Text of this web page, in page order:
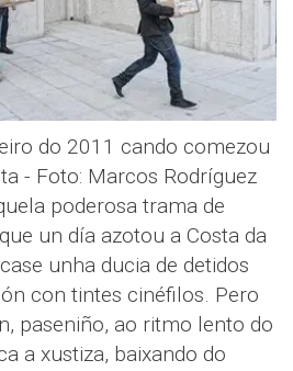
do 2011 cando comezou
- Foto: Marcos Rodríguez
poderosa trama de
un día azotou a Costa da
unha ducia de detidos
con tintes cinéfilos. Pero
paseniño, ao ritmo lento do
a xustiza, baixando do